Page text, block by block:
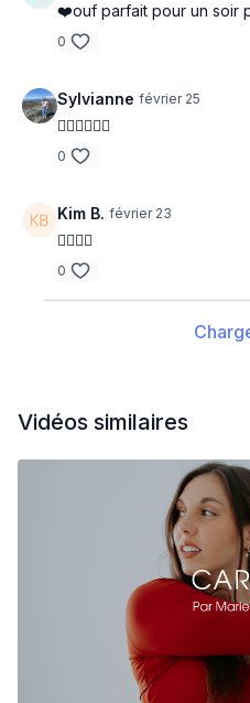
❤️ouf parfait pour un soir
0
Sylvianne février 25
❤️‍🔥❤️‍🔥❤️‍🔥
0
Kim B. février 23
❤️‍🔥❤️‍🔥
0
Vidéos similaires